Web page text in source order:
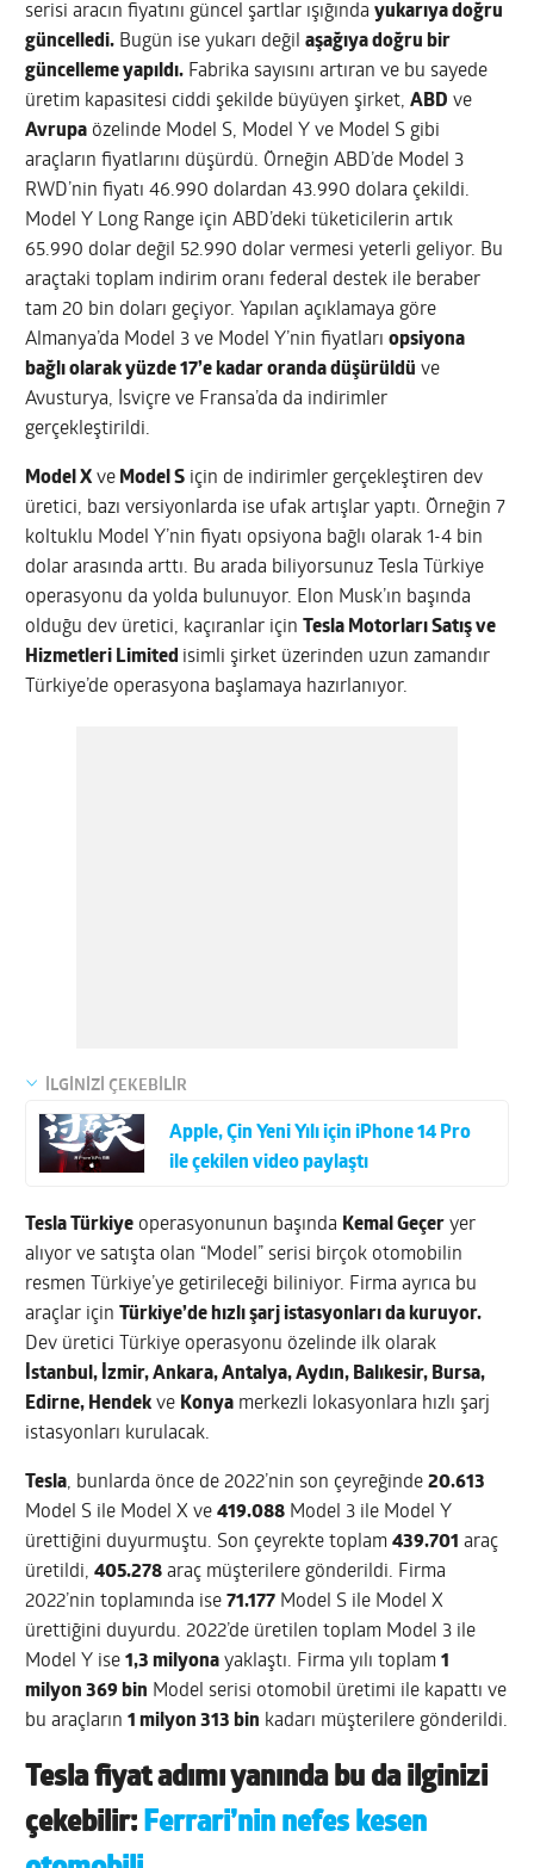
serisi aracın fiyatını güncel şartlar ışığındayukarıya doğru
güncelledi. Bugün ise yukarı değilaşağıya doğru bir
güncelleme yapıldı. Fabrika sayısını artıran ve bu sayede
üretim kapasitesi ciddi şekilde büyüyen şirket,ABD ve
Avrupa özelinde Model S, Model Y ve Model S gibi
araçların fiyatlarını düşürdü. Örneğin ABD’de Model 3
RWD’nin fiyatı 46.990 dolardan 43.990 dolara çekildi.
Model Y Long Range için ABD’deki tüketicilerin artık
65.990 dolar değil 52.990 dolar vermesi yeterli geliyor. Bu
araçtaki toplam indirim oranı federal destek ile beraber
tam 20 bin doları geçiyor. Yapılan açıklamaya göre
Almanya’da Model 3 ve Model Y’nin fiyatlarıopsiyona
bağlı olarak yüzde 17’e kadar oranda düşürüldü ve
Avusturya, İsviçre ve Fransa’da da indirimler
gerçekleştirildi.
Model X ve Model S için de indirimler gerçekleştiren dev
üretici, bazı versiyonlarda ise ufak artışlar yaptı. Örneğin 7
koltuklu Model Y’nin fiyatı opsiyona bağlı olarak 1-4 bin
dolar arasında arttı. Bu arada biliyorsunuz Tesla Türkiye
operasyonu da yolda bulunuyor. Elon Musk’ın başında
olduğu dev üretici, kaçıranlar için
Tesla Motorları Satış ve
Hizmetleri Limited isimli şirket üzerinden uzun zamandır
Türkiye’de operasyona başlamaya hazırlanıyor.
İLGİNİZİ ÇEKEBİLİR
Apple, Çin Yeni Yılı için iPhone 14 Pro
ile çekilen video paylaştı
Tesla Türkiye operasyonunun başında Kemal Geçer yer
alıyor ve satışta olan “Model” serisi birçok otomobilin
resmen Türkiye’ye getirileceği biliniyor. Firma ayrıca bu
araçlar için
Türkiye’de hızlı şarj istasyonları da kuruyor.
Dev üretici Türkiye operasyonu özelinde ilk olarak
İstanbul, İzmir, Ankara, Antalya, Aydın, Balıkesir, Bursa,
Edirne, Hendek ve Konya merkezli lokasyonlara hızlı şarj
istasyonları kurulacak.
Tesla, bunlarda önce de 2022’nin son çeyreğinde20.613
Model S ile Model X ve419.088 Model 3 ile Model Y
ürettiğini duyurmuştu. Son çeyrekte toplam439.701 araç
üretildi,405.278 araç müşterilere gönderildi. Firma
2022’nin toplamında ise71.177 Model S ile Model X
ürettiğini duyurdu. 2022’de üretilen toplam Model 3 ile
Model Y ise1,3 milyona yaklaştı. Firma yılı toplam1
milyon 369 bin Model serisi otomobil üretimi ile kapattı ve
bu araçların1 milyon 313 bin kadarı müşterilere gönderildi.
Tesla fiyat adımı yanında bu da ilginizi
çekebilir: Ferrari’nin nefes kesen